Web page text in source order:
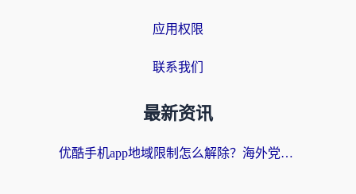
应用权限
联系我们
最新资讯
优酷手机app地域限制怎么解除？海外党亲测有效的追剧方案